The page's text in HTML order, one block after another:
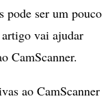
pode ser um pouco
vai ajudar
CamScanner.
ao CamScanner